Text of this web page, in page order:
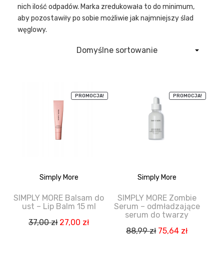
nich ilość odpadów. Marka zredukowała to do minimum,
aby pozostawiły po sobie możliwie jak najmniejszy ślad
węglowy.
PROMOCJA!
Simply More
SIMPLY MORE Balsam do
ust – Lip Balm 15 ml
37,00zł Pierwotna
27,00 złAktualna
PROMOCJA!
Simply More
SIMPLY MORE Zombie
Serum – odmładzające
serum do twarzy
88,99zł Pierwotna
75,64 złAktualna